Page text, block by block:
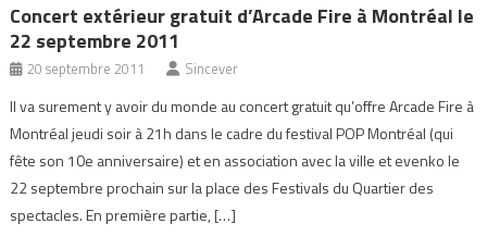
Concert extérieur gratuit d’Arcade Fire à Montréal le
22 septembre 2011
20 septembre 2011 Sincever
Il va surement y avoir du monde au concert gratuit qu’offre Arcade Fire à
Montréal jeudi soir à 21h dans le cadre du festival POP Montréal (qui
fête son 10e anniversaire) et en association avec la ville et evenko le
22 septembre prochain sur la place des Festivals du Quartier des
spectacles. En première partie, […]